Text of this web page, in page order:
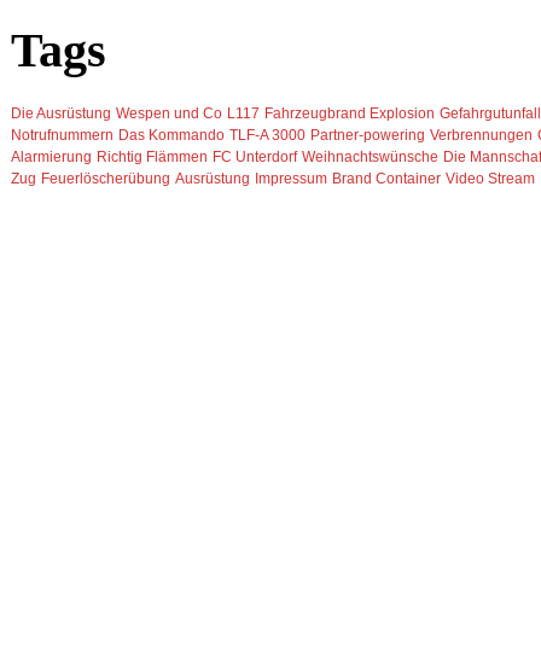
Tags
Die Ausrüstung Wespen und Co L117 Fahrzeugbrand Explosion Gefahrgutunfall
Notrufnummern Das Kommando TLF-A 3000 Partner-powering Verbrennungen
Alarmierung Richtig Flämmen FC Unterdorf Weihnachtswünsche Die
Zug Feuerlöscherübung Ausrüstung Impressum Brand Container Video Stream